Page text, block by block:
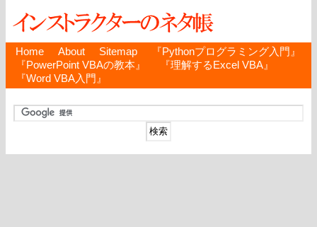
Home About Sitemap
『Pythonプログラミング入門』
『PowerPoint VBAの教本』
『理解するExcel VBA』
『Word VBA入門』